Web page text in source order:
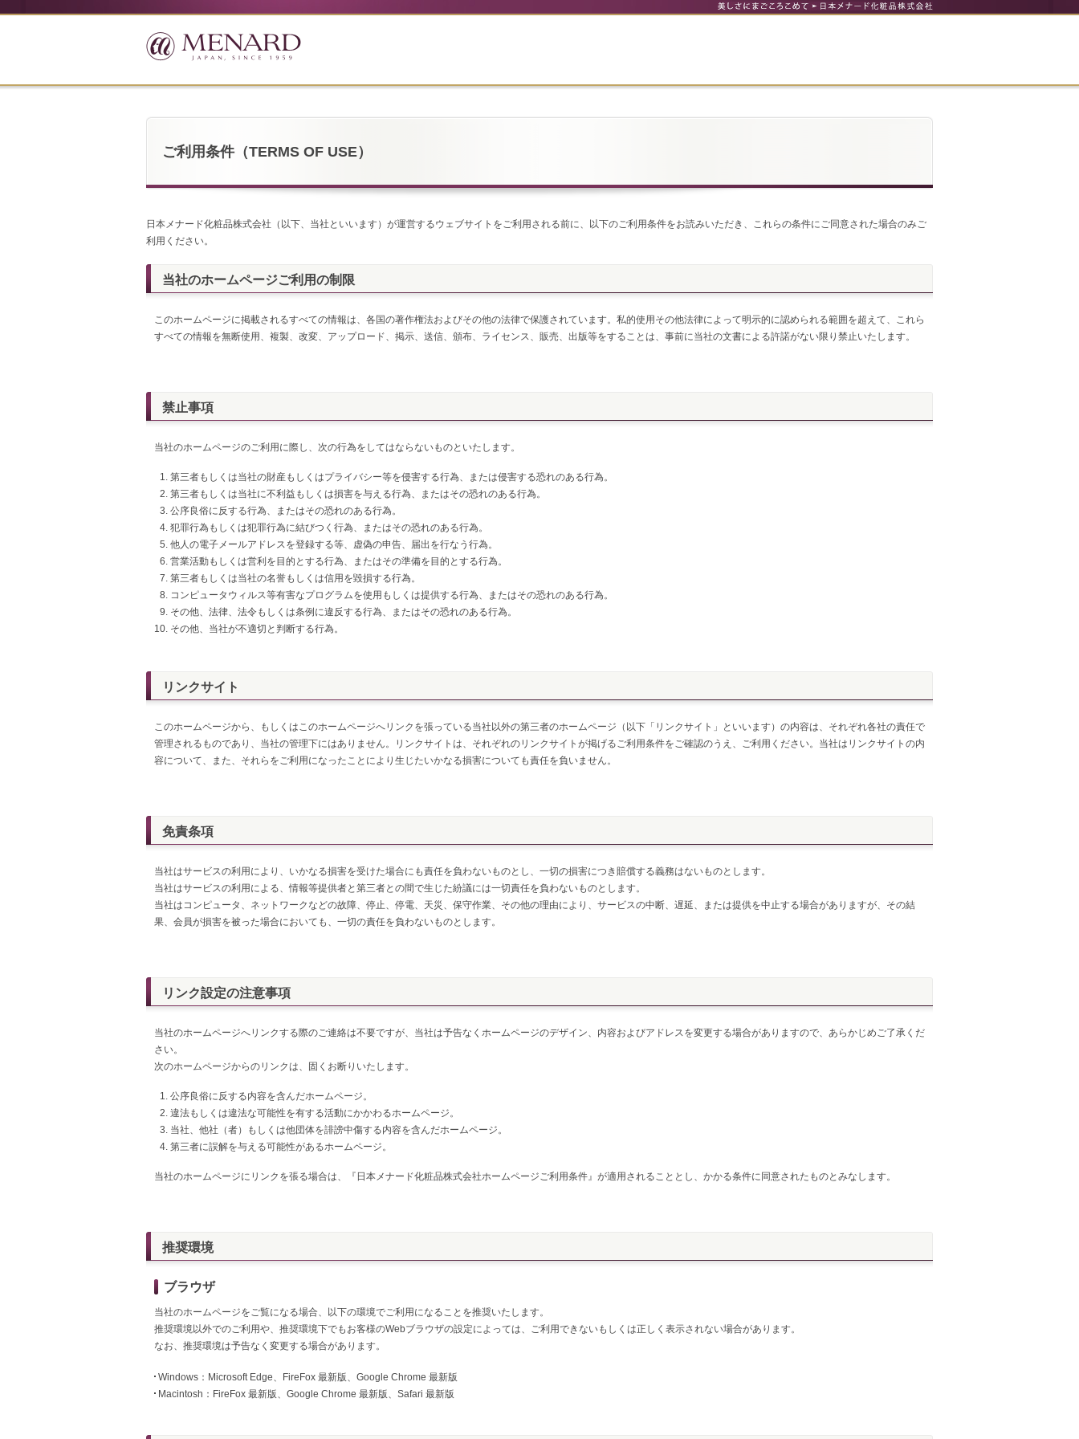
ご利用条件（TERMS OF USE）
日本メナード化粧品株式会社（以下、当社といいます）が運営するウェブサイトをご利用される前に、以下のご利用条件をお読みいただき、これらの条件にご同意された場合のみご
利用ください。
当社のホームページご利用の制限
このホームページに掲載されるすべての情報は、各国の著作権法およびその他の法律で保護されています。私的使用その他法律によって明示的に認められる範囲を超えて、これら
すべての情報を無断使用、複製、改変、アップロード、掲示、送信、頒布、ライセンス、販売、出版等をすることは、事前に当社の文書による許諾がない限り禁止いたします。
禁止事項
当社のホームページのご利用に際し、次の行為をしてはならないものといたします。
第三者もしくは当社の財産もしくはプライバシー等を侵害する行為、または侵害する恐れのある行為。
第三者もしくは当社に不利益もしくは損害を与える行為、またはその恐れのある行為。
公序良俗に反する行為、またはその恐れのある行為。
犯罪行為もしくは犯罪行為に結びつく行為、またはその恐れのある行為。
他人の電子メールアドレスを登録する等、虚偽の申告、届出を行なう行為。
営業活動もしくは営利を目的とする行為、またはその準備を目的とする行為。
第三者もしくは当社の名誉もしくは信用を毀損する行為。
コンピュータウィルス等有害なプログラムを使用もしくは提供する行為、またはその恐れのある行為。
その他、法律、法令もしくは条例に違反する行為、またはその恐れのある行為。
その他、当社が不適切と判断する行為。
リンクサイト
このホームページから、もしくはこのホームページへリンクを張っている当社以外の第三者のホームページ（以下「リンクサイト」といいます）の内容は、それぞれ各社の責任で
管理されるものであり、当社の管理下にはありません。リンクサイトは、それぞれのリンクサイトが掲げるご利用条件をご確認のうえ、ご利用ください。当社はリンクサイトの内
容について、また、それらをご利用になったことにより生じたいかなる損害についても責任を負いません。
免責条項
当社はサービスの利用により、いかなる損害を受けた場合にも責任を負わないものとし、一切の損害につき賠償する義務はないものとします。
当社はサービスの利用による、情報等提供者と第三者との間で生じた紛議には一切責任を負わないものとします。
当社はコンピュータ、ネットワークなどの故障、停止、停電、天災、保守作業、その他の理由により、サービスの中断、遅延、または提供を中止する場合がありますが、その結
果、会員が損害を被った場合においても、一切の責任を負わないものとします。
リンク設定の注意事項
当社のホームページへリンクする際のご連絡は不要ですが、当社は予告なくホームページのデザイン、内容およびアドレスを変更する場合がありますので、あらかじめご了承くだ
さい。
次のホームページからのリンクは、固くお断りいたします。
公序良俗に反する内容を含んだホームページ。
違法もしくは違法な可能性を有する活動にかかわるホームページ。
当社、他社（者）もしくは他団体を誹謗中傷する内容を含んだホームページ。
第三者に誤解を与える可能性があるホームページ。
当社のホームページにリンクを張る場合は、『日本メナード化粧品株式会社ホームページご利用条件』が適用されることとし、かかる条件に同意されたものとみなします。
推奨環境
ブラウザ
当社のホームページをご覧になる場合、以下の環境でご利用になることを推奨いたします。
推奨環境以外でのご利用や、推奨環境下でもお客様のWebブラウザの設定によっては、ご利用できないもしくは正しく表示されない場合があります。
なお、推奨環境は予告なく変更する場合があります。
Windows：Microsoft Edge、FireFox 最新版、Google Chrome 最新版
Macintosh：FireFox 最新版、Google Chrome 最新版、Safari 最新版